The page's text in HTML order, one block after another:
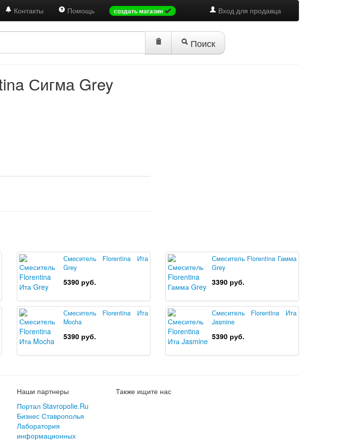
Вход для продавца
Контакты Помощь создать магазин
Поиск
Сигма Grey
Смеситель Florentina Ита
Grey
5390 руб.
Смеситель Florentina Гамма
Grey
3390 руб.
Смеситель Florentina Ита
Mocha
5390 руб.
Смеситель Florentina Ита
Jasmine
5390 руб.
Наши партнеры
Портал Stavropolie.Ru
Бизнес Ставрополья
Лаборатория
информационных
Также ищите нас